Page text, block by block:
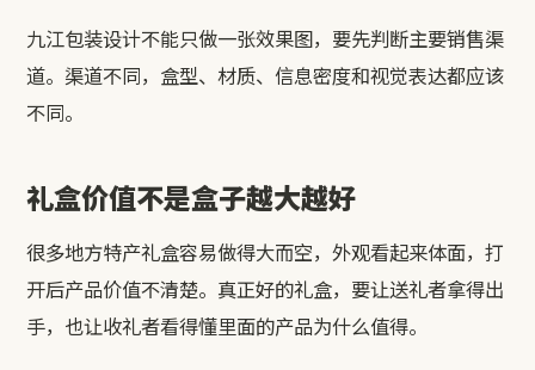
九江包装设计不能只做一张效果图，要先判断主要销售渠
道。渠道不同，盒型、材质、信息密度和视觉表达都应该
不同。
礼盒价值不是盒子越大越好
很多地方特产礼盒容易做得大而空，外观看起来体面，打
开后产品价值不清楚。真正好的礼盒，要让送礼者拿得出
手，也让收礼者看得懂里面的产品为什么值得。